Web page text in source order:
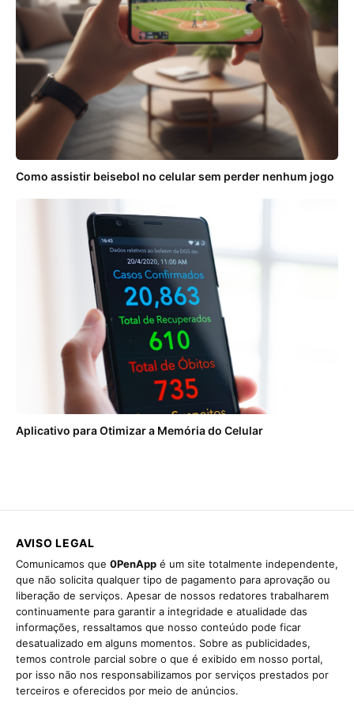
Como assistir beisebol no celular sem perder nenhum jogo
Aplicativo para Otimizar a Memória do Celular
AVISO LEGAL
Comunicamos que 0PenApp é um site totalmente independente,
que não solicita qualquer tipo de pagamento para aprovação ou
liberação de serviços. Apesar de nossos redatores trabalharem
continuamente para garantir a integridade e atualidade das
informações, ressaltamos que nosso conteúdo pode ficar
desatualizado em alguns momentos. Sobre as publicidades,
temos controle parcial sobre o que é exibido em nosso portal,
por isso não nos responsabilizamos por serviços prestados por
terceiros e oferecidos por meio de anúncios.